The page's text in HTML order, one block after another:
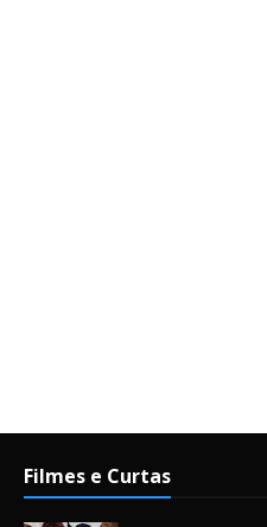
Filmes e Curtas